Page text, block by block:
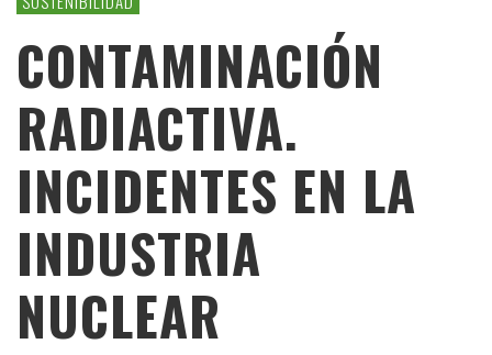
CONTAMINACIÓN
RADIACTIVA.
INCIDENTES EN LA
INDUSTRIA
NUCLEAR